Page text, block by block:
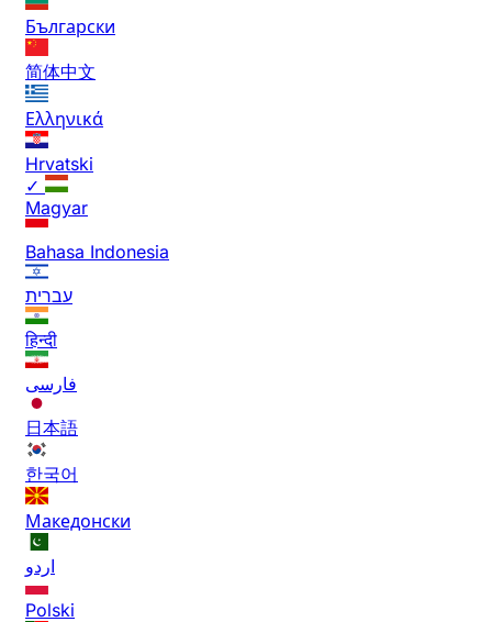
Български
简体中文
Ελληνικά
Hrvatski
✓
Magyar
Bahasa Indonesia
עברית
हिन्दी
فارسی
日本語
한국어
Македонски
اردو
Polski